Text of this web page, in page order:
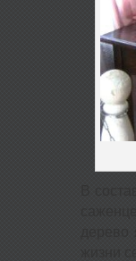
В
дерево
жизни